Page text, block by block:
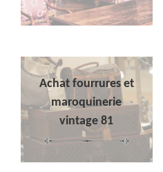
Achat fourrures et
maroquinerie
vintage 81